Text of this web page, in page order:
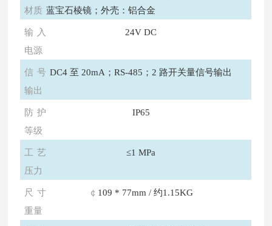
材质 蓝宝石棱镜；外壳：铝合金
输入
电源
24V DC
信号
输出
DC4 至 20mA；RS-485；2 路开关量信号输出
防护
等级
IP65
工艺
压力
≤1 MPa
尺寸
重量
￠ 109 * 77mm / 约1.15KG